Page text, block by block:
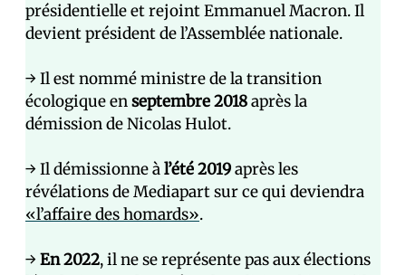
présidentielle et rejoint Emmanuel Macron. Il
devient président de l’Assemblée nationale.
→ Il est nommé ministre de la transition
écologique enseptembre 2018après la
démission de Nicolas Hulot.
→ Il démissionne àl’été 2019après les
révélations de Mediapart sur ce qui deviendra
«l’affaire des homards».
→En 2022, il ne se représente pas aux élections